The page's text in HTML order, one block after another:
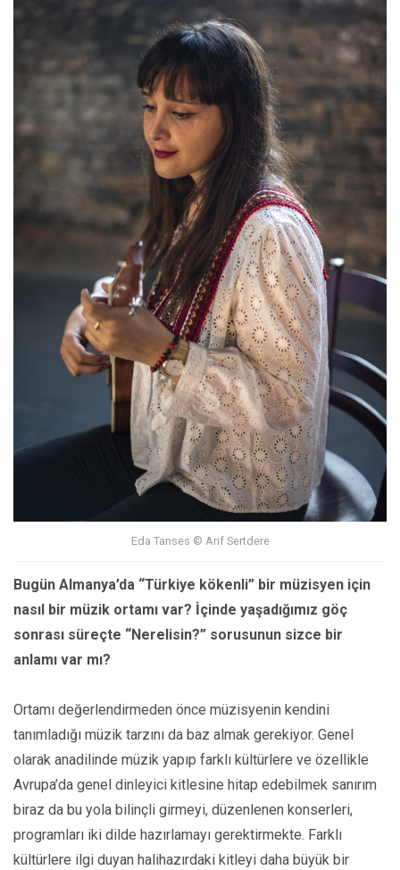
Eda Tanses © Arif Sertdere
Bugün Almanya’da “Türkiye kökenli” bir müzisyen için
nasıl bir müzik ortamı var? İçinde yaşadığımız göç
sonrası süreçte “Nerelisin?” sorusunun sizce bir
anlamı var mı?
Ortamı değerlendirmeden önce müzisyenin kendini
tanımladığı müzik tarzını da baz almak gerekiyor. Genel
olarak anadilinde müzik yapıp farklı kültürlere ve özellikle
Avrupa’da genel dinleyici kitlesine hitap edebilmek sanırım
biraz da bu yola bilinçli girmeyi, düzenlenen konserleri,
programları iki dilde hazırlamayı gerektirmekte. Farklı
kültürlere ilgi duyan halihazırdaki kitleyi daha büyük bir